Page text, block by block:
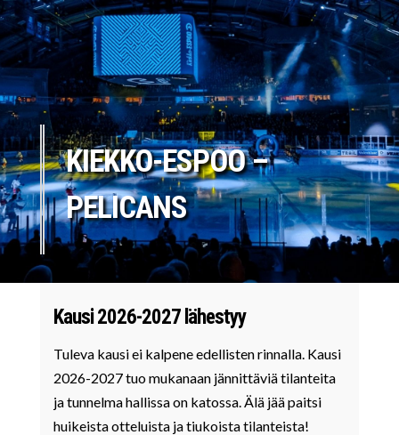
KIEKKO-ESPOO –
PELICANS
Kausi 2026-2027 lähestyy
Tuleva kausi ei kalpene edellisten rinnalla. Kausi
2026-2027 tuo mukanaan jännittäviä tilanteita
ja tunnelma hallissa on katossa. Älä jää paitsi
huikeista otteluista ja tiukoista tilanteista!